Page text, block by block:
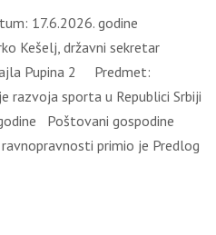
17.6.2026. godine
Kešelj, državni sekretar
Pupina 2 Predmet:
razvoja sporta u Republici Srbiji
Poštovani gospodine
primio je Predlog